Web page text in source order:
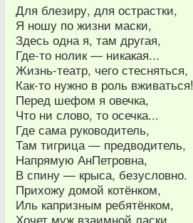
Для блезиру, для острастки,
Я ношу по жизни маски,
Здесь одна я, там другая,
Где-то нолик — никакая...
Жизнь-театр, чего стесняться,
Как-то нужно в роль вживаться!
Перед шефом я овечка,
Что ни слово, то осечка...
Где сама руководитель,
Там тигрица — предводитель,
Напрямую АнПетровна,
В спину — крыса, безусловно.
Прихожу домой котёнком,
Иль капризным ребятёнком,
Хочет муж взаимной ласки...